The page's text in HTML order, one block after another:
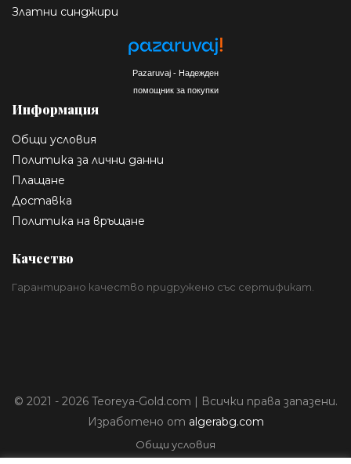
Златни синджири
Pazaruvaj - Надежден
помощник за покупки
Информация
Общи условия
Политика за лични данни
Плащане
Доставка
Политика на връщане
Качество
Гарантирано качество придружено със сертификат.
© 2021 - 2026 Teoreya-Gold.com | Всички права запазени.
Изработено от algerabg.com
Общи условия